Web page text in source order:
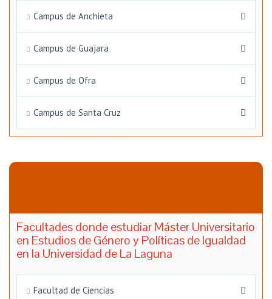
Campus de Anchieta
Campus de Guajara
Campus de Ofra
Campus de Santa Cruz
Facultades donde estudiar Máster Universitario
en Estudios de Género y Políticas de Igualdad
en la Universidad de La Laguna
Facultad de Ciencias